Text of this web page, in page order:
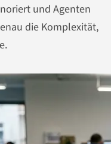
und Agenten
die Komplexität,